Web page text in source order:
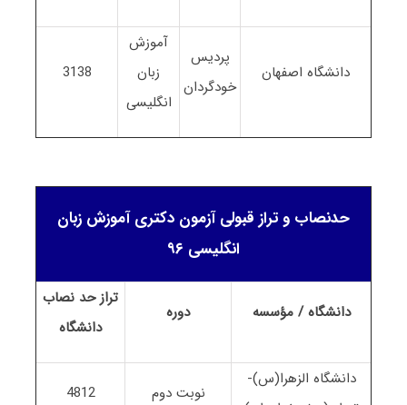
دانشگاه اصفهان
پردیس
خودگردان
آموزش
زبان
انگلیسی
3138
حدنصاب و تراز قبولی آزمون دکتری آموزش زبان
انگلیسی ۹۶
دانشگاه / مؤسسه دوره
تراز حد نصاب
دانشگاه
دانشگاه الزهرا(س)-
نوبت دوم 4812